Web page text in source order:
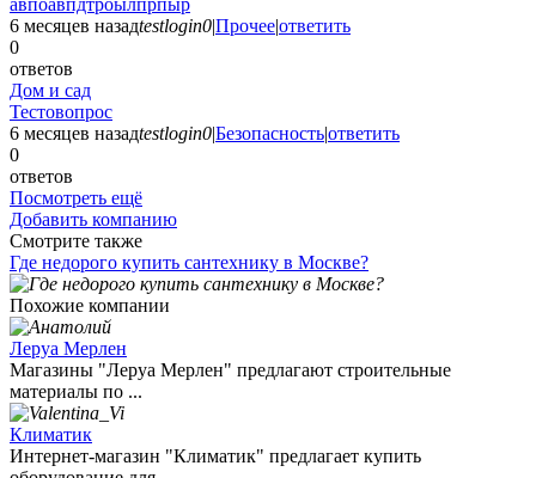
авпоавпдтроылпрпыр
6 месяцев назадtestlogin0|Прочее|ответить
0
ответов
Дом и сад
Тестовопрос
6 месяцев назадtestlogin0|Безопасность|ответить
0
ответов
Посмотреть ещё
Добавить компанию
Смотрите также
Где недорого купить сантехнику в Москве?
Похожие компании
Леруа Мерлен
Магазины "Леруа Мерлен" предлагают строительные
материалы по ...
Климатик
Интернет-магазин "Климатик" предлагает купить